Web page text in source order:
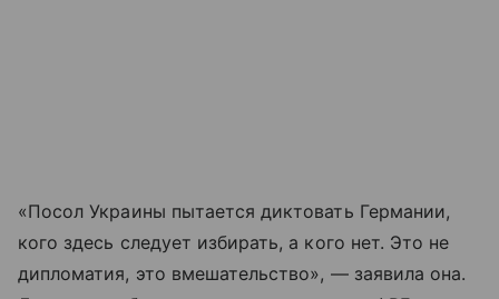
«Посол Украины пытается диктовать Германии,
кого здесь следует избирать, а кого нет. Это не
дипломатия, это вмешательство», — заявила она.